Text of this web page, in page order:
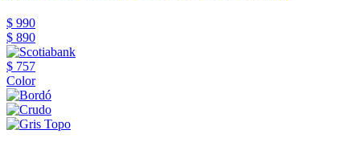
$ 990
$ 890
$ 757
Color